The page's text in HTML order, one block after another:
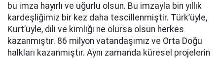
bu imza hayırlı ve uğurlu olsun. Bu imzayla bin yıllık
kardeşliğimiz bir kez daha tescillenmiştir. Türk’üyle,
Kürt’üyle, dili ve kimliği ne olursa olsun herkes
kazanmıştır. 86 milyon vatandaşımız ve Orta Doğu
halkları kazanmıştır. Aynı zamanda küresel projelerin